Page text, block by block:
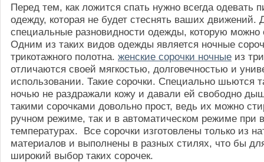
Перед тем, как ложится спать нужно всегда одевать
одежду, которая не будет стеснять ваших движений.
специальные разновидности одежды, которую можно
Одним из таких видов одежды является ночные
трикотажного полотна. женские сорочки ночные из
отличаются своей мягкостью, долговечностью и
использовании. Такие сорочки. Специально шьются
ночью не раздражали кожу и давали ей свободно
такими сорочками довольно прост, ведь их можно
ручном режиме, так и в автоматическом режиме при
температурах. Все сорочки изготовлены только из
материалов и выполнены в разных стилях, что бы
широкий выбор таких сорочек.